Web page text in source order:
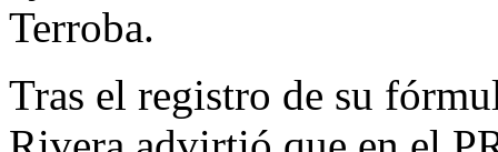
Terroba.
Tras el registro de su